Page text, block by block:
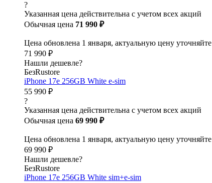
?
Указанная цена действительна с учетом всех акций
Обычная цена 71 990 ₽
Цена обновлена 1 января, актуальную цену уточняйте
71 990 ₽
Нашли дешевле?
БезRustore
iPhone 17e 256GB White e-sim
55 990 ₽
?
Указанная цена действительна с учетом всех акций
Обычная цена 69 990 ₽
Цена обновлена 1 января, актуальную цену уточняйте
69 990 ₽
Нашли дешевле?
БезRustore
iPhone 17e 256GB White sim+e-sim